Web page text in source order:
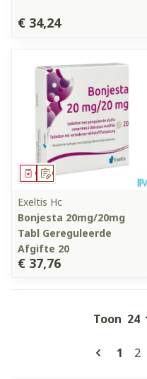
€ 34,24
Op voorschrift
Geneesmiddel
Exeltis Hc
Bonjesta 20mg/20mg
Tabl Gereguleerde
Afgifte 20
€ 37,76
U
1 2
Toon